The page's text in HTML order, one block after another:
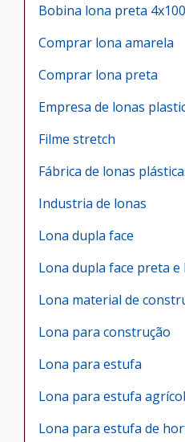
Bobina lona preta 4x100
Comprar lona amarela
Comprar lona preta
Empresa de lonas
Filme stretch
Fábrica de lonas
Industria de lonas
Lona dupla face
Lona dupla face preta e
Lona material de
Lona para construção
Lona para estufa
Lona para estufa
Lona para estufa de